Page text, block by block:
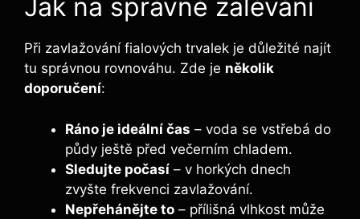
Jak na správné zalévání
Při⁣ zavlažování fialových trvalek je důležité najít
tu správnou rovnováhu. Zde je několik
doporučení:
Ráno je ideální čas – voda se ‍vstřebá do
půdy​ ještě před večerním chladem.
Sledujte počasí – v horkých dnech
zvyšte frekvenci zavlažování.
Nepřehánějte to – přílišná vlhkost může